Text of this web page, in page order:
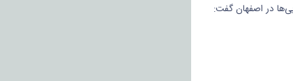
در اصفهان گفت: